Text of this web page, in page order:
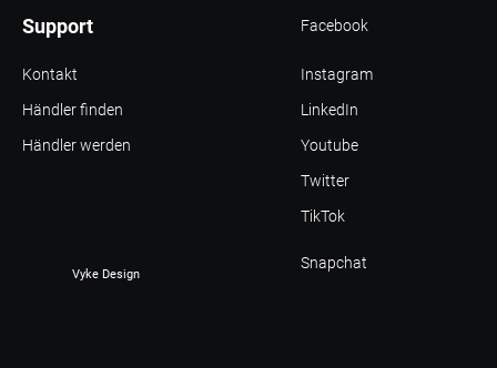
Support
Kontakt
Händler finden
Händler werden
Facebook
Youtube
Twitter
TikTok
Snapchat
LinkedIn
Instagram
Vyke Design